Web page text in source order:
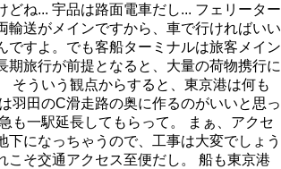
どね... 宇品は路面電車だし... フェリーター
輸送がメインですから、車で行ければいい
ですよ。でも客船ターミナルは旅客メイン
期旅行が前提となると、大量の荷物携行に
そういう観点からすると、東京港は何も
羽田のC滑走路の奥に作るのがいいと思っ
も一駅延長してもらって。 まぁ、アクセ
下になっちゃうので、工事は大変でしょう
こそ交通アクセス至便だし。 船も東京港